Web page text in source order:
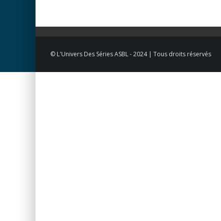
© L'Univers Des Séries ASBL - 2024 | Tous droits réservés